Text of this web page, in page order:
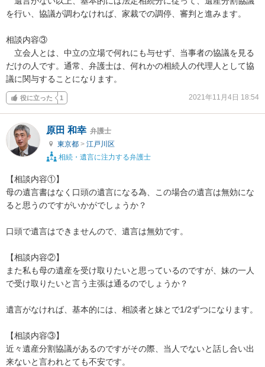
を行い、協議が調わなければ、家裁での調停、審判と進みます。
相談内容③
立会人とは、中立の立場で何れにも与せず、当事者の協議を見る
だけの人です。通常、弁護士は、何れかの相続人の代理人として協
議に関与することになります。
役に立った 1 2021年11月4日 18:54
原田 和幸 弁護士
東京都 > 江戸川区
相続・遺言に注力する弁護士
【相談内容①】
母の遺言書はなく口頭の遺言になる為、この場合の遺言は無効にな
ると思うのですがいかがでしょうか？
口頭で遺言はできませんので、遺言は無効です。
【相談内容②】
また私も母の遺産を受け取りたいと思っているのですが、妹の一人
で受け取りたいと言う主張は通るのでしょうか？
遺言がなければ、基本的には、相談者と妹とで1/2ずつになります。
【相談内容③】
近々遺産分割協議があるのですがその際、当人でないと話し合い出
来ないと言われとても不安です。